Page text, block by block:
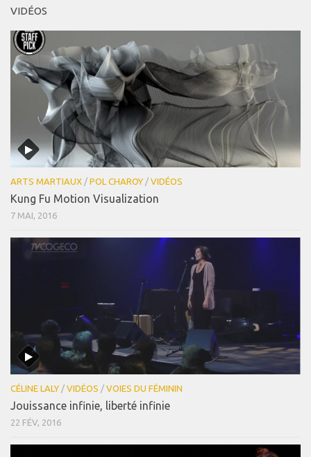
VIDÉOS
ARTS MARTIAUX / POL CHAROY / VIDÉOS
Kung Fu Motion Visualization
7 MAI, 2016
CÉLINE LALY / VIDÉOS / VOIES DU FÉMININ
Jouissance infinie, liberté infinie
22 FÉV, 2016